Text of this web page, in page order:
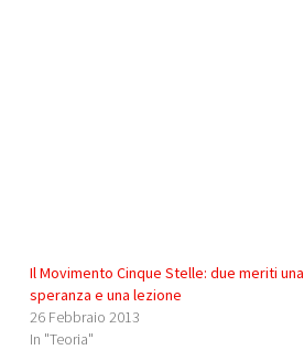
Il Movimento Cinque Stelle: due meriti una
speranza e una lezione
26 Febbraio 2013
In "Teoria"